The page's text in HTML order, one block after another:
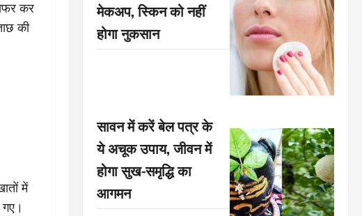
कर
की
में
मेकअप, स्किन को नहीं
होगा नुकसान
सावन में करें बेल पत्र के
ये अचूक उपाय, जीवन में
होगा सुख-समृद्धि का
आगमन